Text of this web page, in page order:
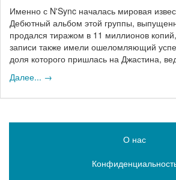
Именно с N'Sync началась мировая
Дебютный альбом этой группы,
продался тиражом в 11 миллионов
записи также имели ошеломляющий
доля которого пришлась на Джастина,
Далее... →
О нас